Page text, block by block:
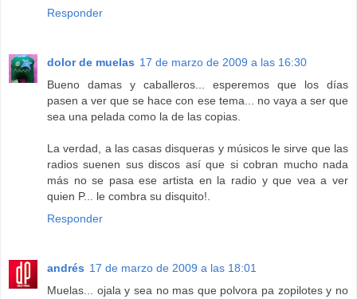
Responder
dolor de muelas 17 de marzo de 2009 a las 16:30
Bueno damas y caballeros... esperemos que los días
pasen a ver que se hace con ese tema... no vaya a ser que
sea una pelada como la de las copias.
La verdad, a las casas disqueras y músicos le sirve que las
radios suenen sus discos así que si cobran mucho nada
más no se pasa ese artista en la radio y que vea a ver
quien P... le combra su disquito!.
Responder
andrés 17 de marzo de 2009 a las 18:01
Muelas... ojala y sea no mas que polvora pa zopilotes y no